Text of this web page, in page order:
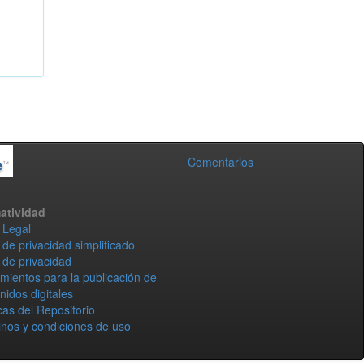
Comentarios
privacidad simplificado
privacidad
para la publicación de
digitales
del Repositorio
y condiciones de uso